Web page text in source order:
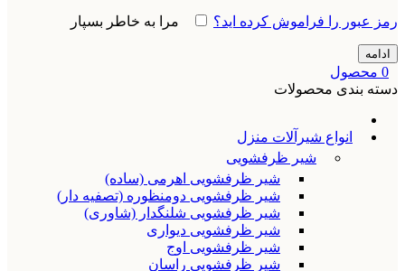
رمز عبور را فراموش کرده اید؟ مرا به خاطر بسپار
ادامه
0 محصول
دسته بندی محصولات
انواع شیرآلات منزل
شیر ظرفشویی
شیر ظرفشویی اهرمی (ساده)
شیر ظرفشویی دومنظوره (تصفیه دار)
شیر ظرفشویی شلنگدار (شاوری)
شیر ظرفشویی دیواری
شیر ظرفشویی اوج
شیر ظرفشویی راسان